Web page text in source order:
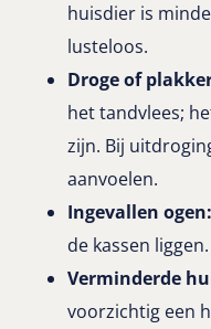
huisdier is
lusteloos.
Droge of
het tandvlees;
zijn. Bij
aanvoelen.
Ingevallen ogen:
de kassen liggen.
Verminderde
voorzichtig een